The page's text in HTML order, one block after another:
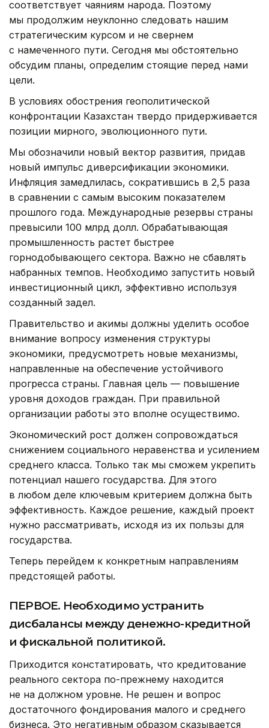
соответствует чаяниям народа. Поэтому
мы продолжим неуклонно следовать нашим
стратегическим курсом и не свернем
с намеченного пути. Сегодня мы обстоятельно
обсудим планы, определим стоящие перед нами
цели.
В условиях обострения геополитической
конфронтации Казахстан твердо придерживается
позиции мирного, эволюционного пути.
Мы обозначили новый вектор развития, придав
новый импульс диверсификации экономики.
Инфляция замедлилась, сократившись в 2,5 раза
в сравнении с самым высоким показателем
прошлого года. Международные резервы страны
превысили 100 млрд долл. Обрабатывающая
промышленность растет быстрее
горнодобывающего сектора. Важно не сбавлять
набранных темпов. Необходимо запустить новый
инвестиционный цикл, эффективно используя
созданный задел.
Правительство и акимы должны уделить особое
внимание вопросу изменения структуры
экономики, предусмотреть новые механизмы,
направленные на обеспечение устойчивого
прогресса страны. Главная цель — повышение
уровня доходов граждан. При правильной
организации работы это вполне осуществимо.
Экономический рост должен сопровождаться
снижением социального неравенства и усилением
среднего класса. Только так мы сможем укрепить
потенциал нашего государства. Для этого
в любом деле ключевым критерием должна быть
эффективность. Каждое решение, каждый проект
нужно рассматривать, исходя из их пользы для
государства.
Теперь перейдем к конкретным направлениям
предстоящей работы.
ПЕРВОЕ. Необходимо устранить
дисбалансы между денежно-кредитной
и фискальной политикой.
Приходится констатировать, что кредитование
реального сектора по-прежнему находится
не на должном уровне. Не решен и вопрос
достаточного фондирования малого и среднего
бизнеса. Это негативным образом сказывается